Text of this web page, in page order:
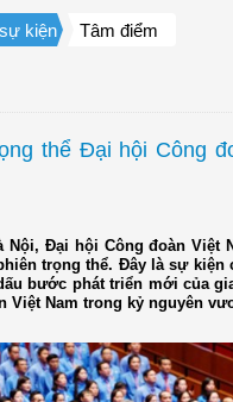
kiện Tâm điểm
thể Đại hội Công
Nội, Đại hội Công đoàn Việt
trọng thể. Đây là sự kiện
bước phát triển mới của
Việt Nam trong kỷ nguyên